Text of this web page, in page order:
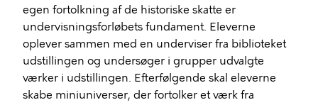
egen fortolkning af de historiske skatte er
undervisningsforløbets fundament. Eleverne
oplever sammen med en underviser fra biblioteket
udstillingen og undersøger i grupper udvalgte
værker i udstillingen. Efterfølgende skal eleverne
skabe miniuniverser, der fortolker et værk fra